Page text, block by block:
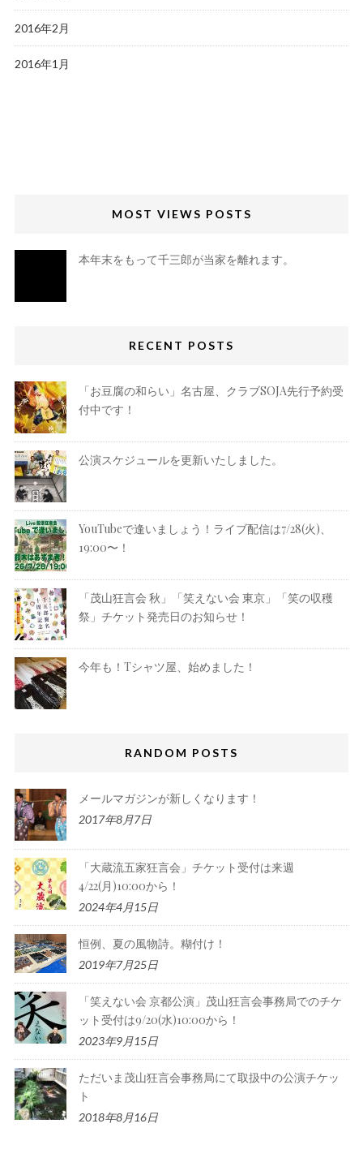
2016年2月
2016年1月
MOST VIEWS POSTS
本年末をもって千三郎が当家を離れます。
RECENT POSTS
「お豆腐の和らい」名古屋、クラブSOJA先行予約受
付中です！
公演スケジュールを更新いたしました。
YouTubeで逢いましょう！ライブ配信は7/28(火)、
19:00〜！
「茂山狂言会 秋」「笑えない会 東京」「笑の収穫
祭」チケット発売日のお知らせ！
今年も！Tシャツ屋、始めました！
RANDOM POSTS
メールマガジンが新しくなります！
2017年8月7日
「大蔵流五家狂言会」チケット受付は来週
4/22(月)10:00から！
2024年4月15日
恒例、夏の風物詩。糊付け！
2019年7月25日
「笑えない会 京都公演」茂山狂言会事務局でのチケ
ット受付は9/20(水)10:00から！
2023年9月15日
ただいま茂山狂言会事務局にて取扱中の公演チケッ
ト
2018年8月16日